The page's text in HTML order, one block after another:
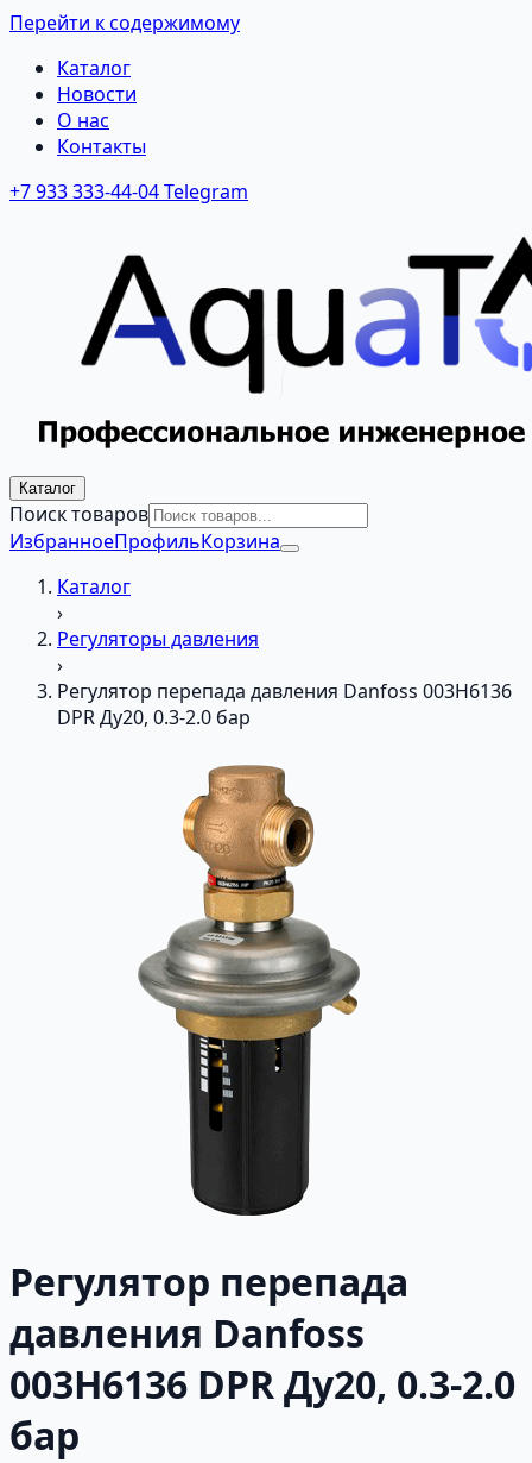
Перейти к содержимому
Каталог
Новости
О нас
Контакты
+7 933 333-44-04Telegram
Каталог
Поиск товаров
ИзбранноеПрофильКорзина
Каталог
›
Регуляторы давления
›
Регулятор перепада давления Danfoss 003H6136
DPR Ду20, 0.3-2.0 бар
Регулятор перепада
давления Danfoss
003H6136 DPR Ду20, 0.3-2.0
бар